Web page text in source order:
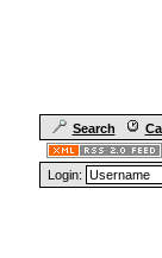
Search
Login: